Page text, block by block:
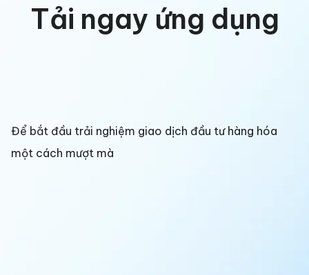
Tải ngay ứng dụng
Để bắt đầu trải nghiệm giao dịch đầu tư hàng hóa
một cách mượt mà